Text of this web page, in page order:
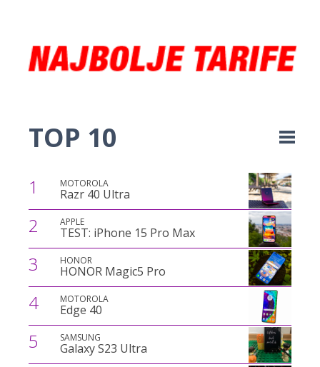
TOP 10
1 MOTOROLA
Razr 40 Ultra
2 APPLE
TEST: iPhone 15 Pro Max
3 HONOR
HONOR Magic5 Pro
4 MOTOROLA
Edge 40
5 SAMSUNG
Galaxy S23 Ultra